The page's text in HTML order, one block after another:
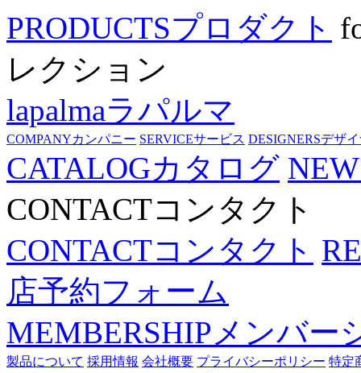
PRODUCTSプロダクト
レクション
lapalmaラパルマ
COMPANYカンパニー SERVICEサービス DESIGNERSデザ
CATALOGカタログ
CONTACTコンタクト
CONTACTコンタクト
店予約フォーム
MEMBERSHIPメンバー
製品について 採用情報 会社概要 プライバシーポリシー 特定